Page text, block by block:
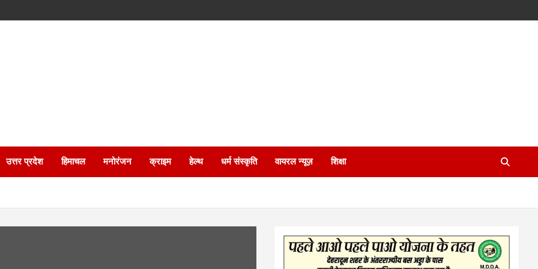
उत्तर प्रदेश हिमाचल मनोरंजन क्राइम हेल्थ धर्म संस्कृति वायरल न्यूज़ शिक्षा